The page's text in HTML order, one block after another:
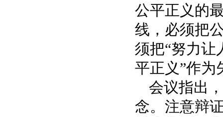
公平正义的
线，必须把
须把“努力让
平正义”作为
会议指出
念。注意辩